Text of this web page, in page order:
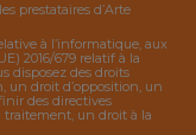
prestataires d’Arte
à l’informatique, aux
2016/679 relatif à la
disposez des droits
un droit d’opposition, un
des directives
traitement, un droit à la